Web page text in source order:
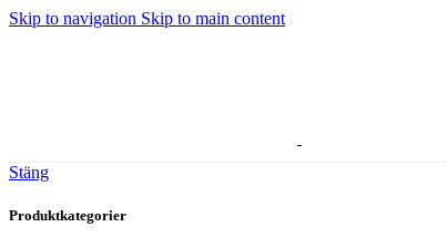
Skip to navigation Skip to main content
Stäng
Produktkategorier